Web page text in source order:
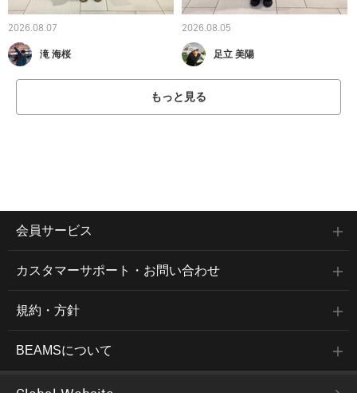
2026.08.07
滝 海桜
2026.08.05
足立 美陽
もっと見る
会員サービス
カスタマーサポート・お問い合わせ
規約・方針
BEAMSについて